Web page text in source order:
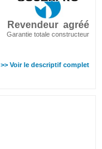
Revendeur agréé
Garantie totale constructeur
>> Voir le descriptif complet